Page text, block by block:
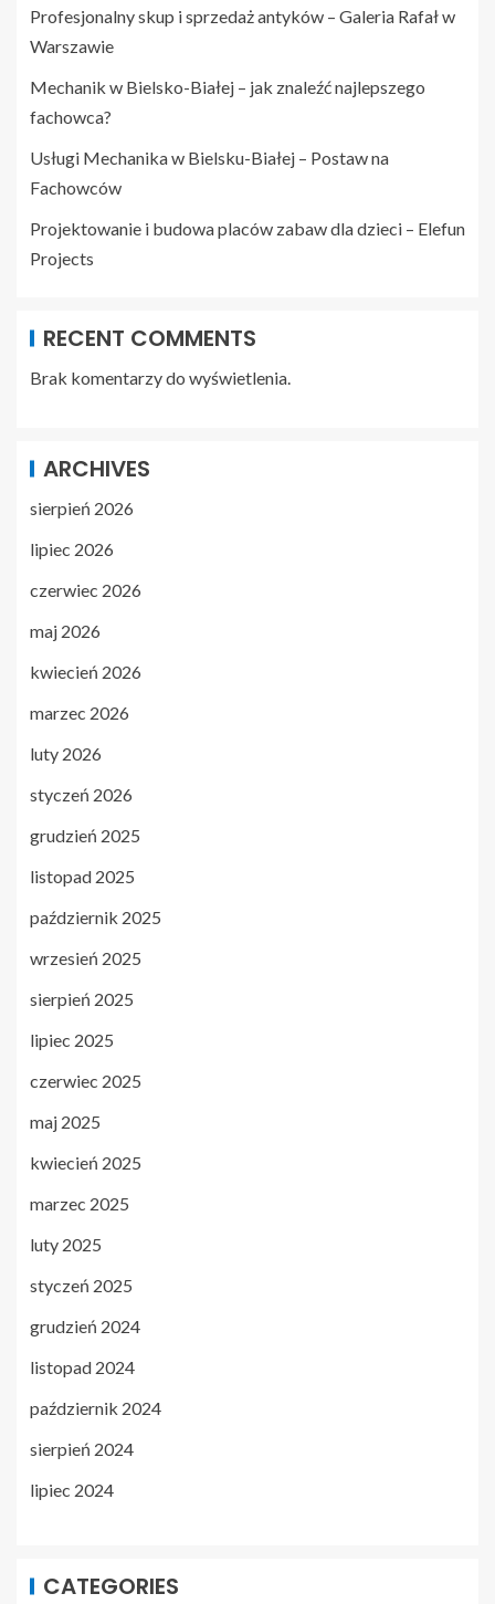
Profesjonalny skup i sprzedaż antyków – Galeria Rafał w
Warszawie
Mechanik w Bielsko-Białej – jak znaleźć najlepszego
fachowca?
Usługi Mechanika w Bielsku-Białej – Postaw na
Fachowców
Projektowanie i budowa placów zabaw dla dzieci – Elefun
Projects
RECENT COMMENTS
Brak komentarzy do wyświetlenia.
ARCHIVES
sierpień 2026
lipiec 2026
czerwiec 2026
maj 2026
kwiecień 2026
marzec 2026
luty 2026
styczeń 2026
grudzień 2025
listopad 2025
październik 2025
wrzesień 2025
sierpień 2025
lipiec 2025
czerwiec 2025
maj 2025
kwiecień 2025
marzec 2025
luty 2025
styczeń 2025
grudzień 2024
listopad 2024
październik 2024
sierpień 2024
lipiec 2024
CATEGORIES